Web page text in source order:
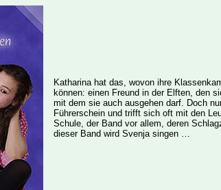
Katharina hat das, wovon ihre
können: einen Freund in der Elften, den
mit dem sie auch ausgehen darf. Doch
Führerschein und trifft sich oft mit den
Schule, der Band vor allem, deren
dieser Band wird Svenja singen …